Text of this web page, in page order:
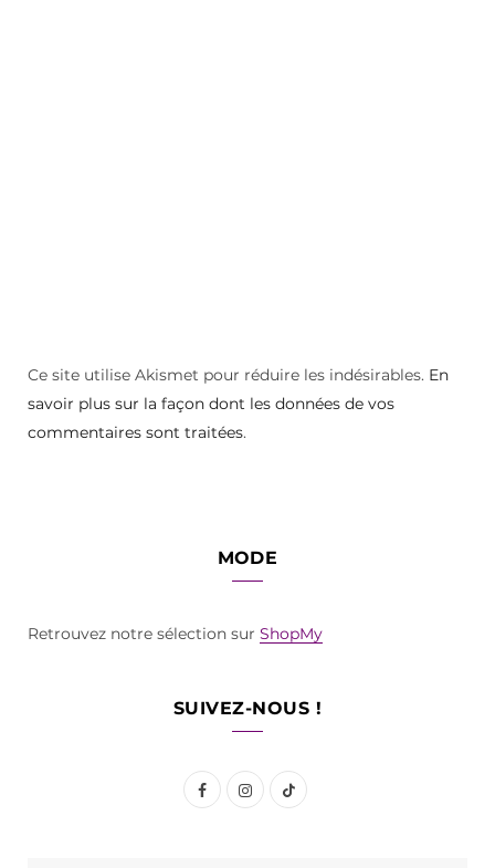
Ce site utilise Akismet pour réduire les indésirables. En
savoir plus sur la façon dont les données de vos
commentaires sont traitées.
MODE
Retrouvez notre sélection sur ShopMy
SUIVEZ-NOUS !
F
I
T